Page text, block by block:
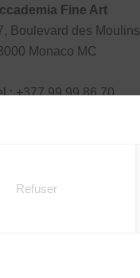
Refuser
Fine Art
Boulevard des Moulins
Monaco MC
: +377 99 99 86 70